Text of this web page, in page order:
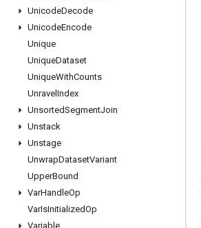
UnicodeDecode
UnicodeEncode
Unique
UniqueDataset
UniqueWithCounts
Unravel Index
UnsortedSegmentJoin
Unstack
Unstage
UnwrapDatasetVariant
UpperBound
VarHandleOp
VarIsInitializedOp
Variable